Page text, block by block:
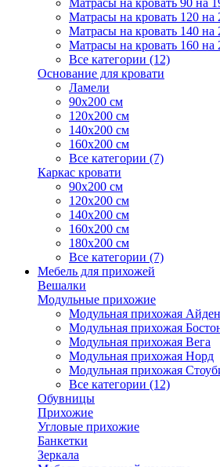
Матрасы на кровать 90 на
Матрасы на кровать 120 на
Матрасы на кровать 140 на
Матрасы на кровать 160 на
Все категории (12)
Основание для кровати
Ламели
90х200 см
120х200 см
140х200 см
160х200 см
Все категории (7)
Каркас кровати
90х200 см
120х200 см
140х200 см
160х200 см
180х200 см
Все категории (7)
Мебель для прихожей
Вешалки
Модульные прихожие
Модульная прихожая Айден
Модульная прихожая
Модульная прихожая Вега
Модульная прихожая Норд
Модульная прихожая
Все категории (12)
Обувницы
Прихожие
Угловые прихожие
Банкетки
Зеркала